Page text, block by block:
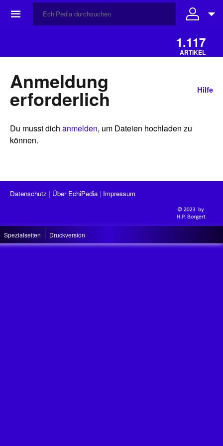
☰
1.117
ARTIKEL
Anmeldung
erforderlich Hilfe
Du musst dich anmelden, um Dateien hochladen zu
können.
Datenschutz Über EchiPedia Impressum
Spezialseiten Druckversion